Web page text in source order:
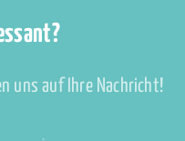
uns auf Ihre Nachricht!